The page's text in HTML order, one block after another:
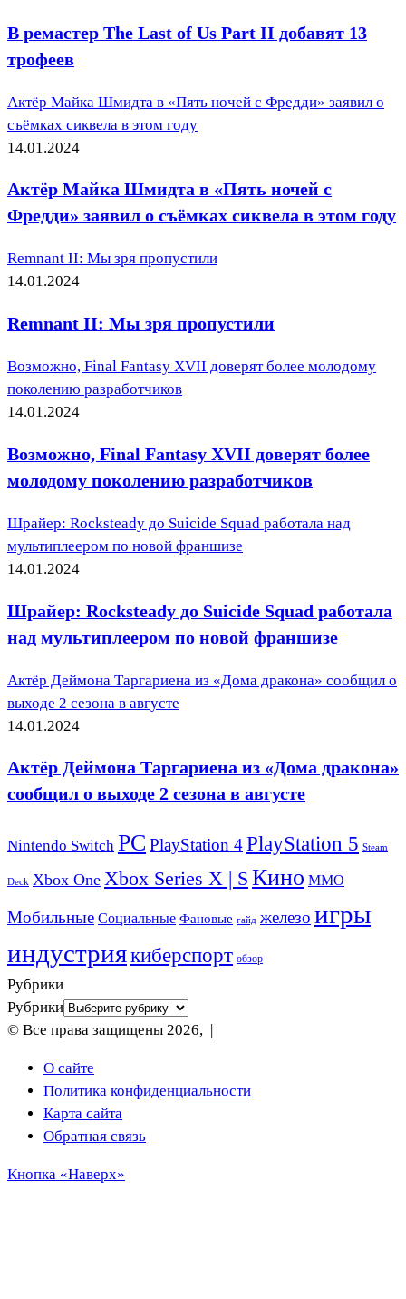
В ремастер The Last of Us Part II добавят 13
трофеев
Актёр Майка Шмидта в «Пять ночей с Фредди» заявил о
съёмках сиквела в этом году
14.01.2024
Актёр Майка Шмидта в «Пять ночей с
Фредди» заявил о съёмках сиквела в этом году
Remnant II: Мы зря пропустили
14.01.2024
Remnant II: Мы зря пропустили
Возможно, Final Fantasy XVII доверят более молодому
поколению разработчиков
14.01.2024
Возможно, Final Fantasy XVII доверят более
молодому поколению разработчиков
Шрайер: Rocksteady до Suicide Squad работала над
мультиплеером по новой франшизе
14.01.2024
Шрайер: Rocksteady до Suicide Squad работала
над мультиплеером по новой франшизе
Актёр Деймона Таргариена из «Дома дракона» сообщил о
выходе 2 сезона в августе
14.01.2024
Актёр Деймона Таргариена из «Дома дракона»
сообщил о выходе 2 сезона в августе
Nintendo Switch PC PlayStation 4PlayStation 5 Steam
Deck Xbox One Xbox Series X | S Кино ММО
Мобильные Социальные Фановые гайд железо игры
индустриякиберспорт обзор
Рубрики
Рубрики
© Все права защищены 2026, |
О сайте
Политика конфиденциальности
Карта сайта
Обратная связь
Кнопка «Наверх»